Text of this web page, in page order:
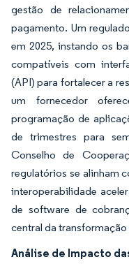
gestão de
pagamento. Um
em 2025, instando os
compatíveis com
(API) para fortalecer a
um fornecedor
programação de
de trimestres para
Conselho de
regulatórios se alinham
interoperabilidade
de software de
central da
Análise de Impacto